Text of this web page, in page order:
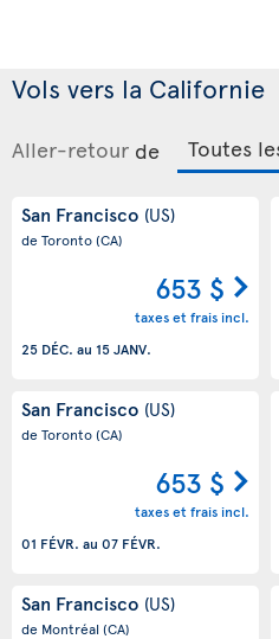
Vols vers la Californie
Aller-retour de
San Francisco (US)
de Toronto(CA)
653 $
taxes et frais incl.
25 DÉC. au 15 JANV.
San Francisco (US)
de Toronto(CA)
653 $
taxes et frais incl.
01 FÉVR. au 07 FÉVR.
San Francisco (US)
de Montréal(CA)